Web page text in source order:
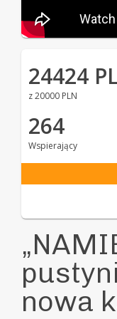
24424
z 20000 PLN
264
Wspierający
nowa